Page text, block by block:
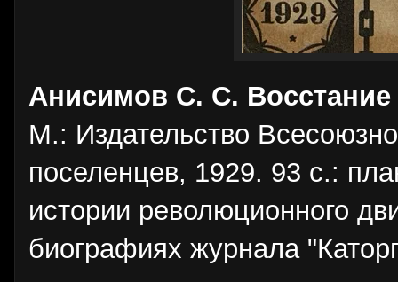
Анисимов С. С.
М.: Издательство
поселенцев, 1929. 93 с.:
истории революционного
биографиях журнала